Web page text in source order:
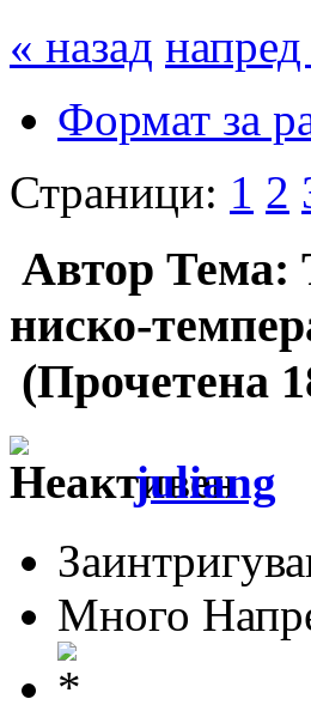
« назад напред
Формат за
Страници: 1 2
Автор Тема:
ниско-
(Прочетена
juliang
Много